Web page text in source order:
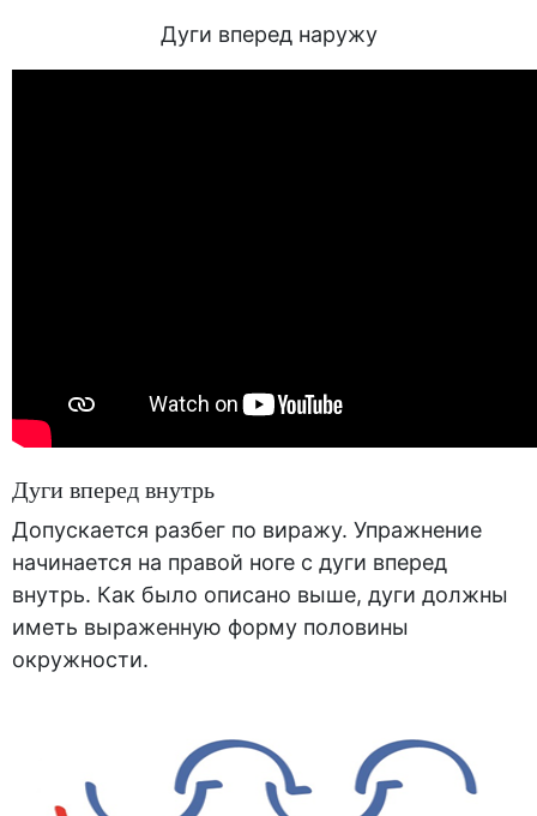
Дуги вперед наружу
Дуги вперед внутрь
Допускается разбег по виражу. Упражнение
начинается на правой ноге с дуги вперед
внутрь. Как было описано выше, дуги должны
иметь выраженную форму половины
окружности.